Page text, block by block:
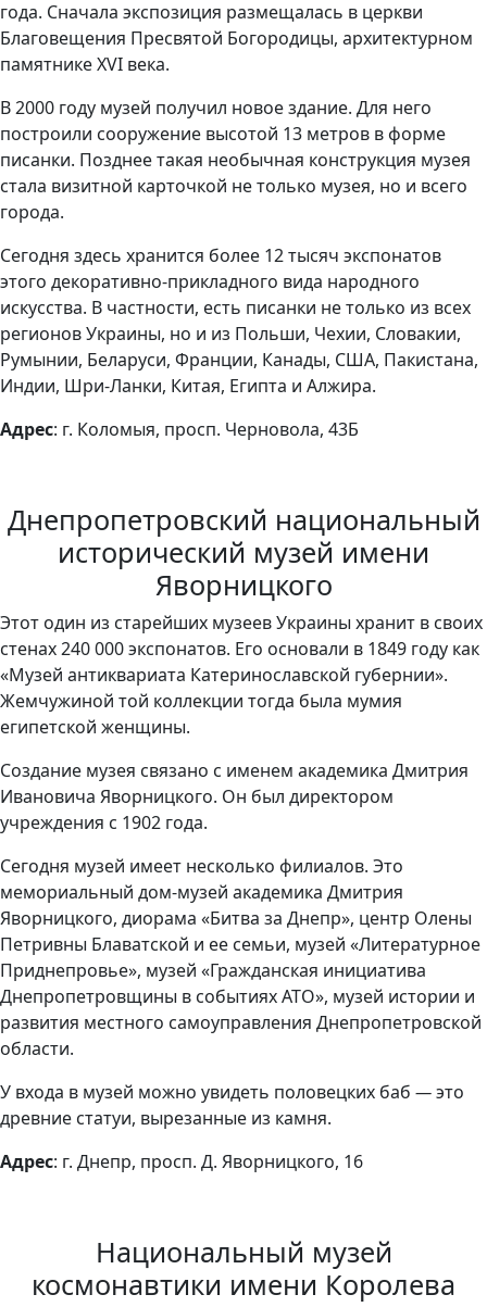
года. Сначала экспозиция размещалась в церкви
Благовещения Пресвятой Богородицы, архитектурном
памятнике XVI века.
В 2000 году музей получил новое здание. Для него
построили сооружение высотой 13 метров в форме
писанки. Позднее такая необычная конструкция музея
стала визитной карточкой не только музея, но и всего
города.
Сегодня здесь хранится более 12 тысяч экспонатов
этого декоративно-прикладного вида народного
искусства. В частности, есть писанки не только из всех
регионов Украины, но и из Польши, Чехии, Словакии,
Румынии, Беларуси, Франции, Канады, США, Пакистана,
Индии, Шри-Ланки, Китая, Египта и Алжира.
Адрес: г. Коломыя, просп. Черновола, 43Б
Днепропетровский национальный
исторический музей имени
Яворницкого
Этот один из старейших музеев Украины хранит в своих
стенах 240 000 экспонатов. Его основали в 1849 году как
«Музей антиквариата Катеринославской губернии».
Жемчужиной той коллекции тогда была мумия
египетской женщины.
Создание музея связано с именем академика Дмитрия
Ивановича Яворницкого. Он был директором
учреждения с 1902 года.
Сегодня музей имеет несколько филиалов. Это
мемориальный дом-музей академика Дмитрия
Яворницкого, диорама «Битва за Днепр», центр Олены
Петривны Блаватской и ее семьи, музей «Литературное
Приднепровье», музей «Гражданская инициатива
Днепропетровщины в событиях АТО», музей истории и
развития местного самоуправления Днепропетровской
области.
У входа в музей можно увидеть половецких баб —это
древние статуи, вырезанные из камня.
Адрес: г. Днепр, просп. Д. Яворницкого, 16
Национальный музей
космонавтики имени Королева